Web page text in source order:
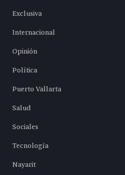
Exclusiva
Internacional
Opinión
Política
Puerto Vallarta
Salud
Sociales
Tecnología
Nayarit